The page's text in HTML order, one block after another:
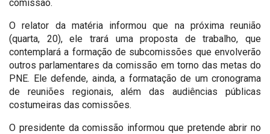
comissão.
O relator da matéria informou que na próxima reunião
(quarta, 20), ele trará uma proposta de trabalho, que
contemplará a formação de subcomissões que envolverão
outros parlamentares da comissão em torno das metas do
PNE. Ele defende, ainda, a formatação de um cronograma
de reuniões regionais, além das audiências públicas
costumeiras das comissões.
O presidente da comissão informou que pretende abrir no